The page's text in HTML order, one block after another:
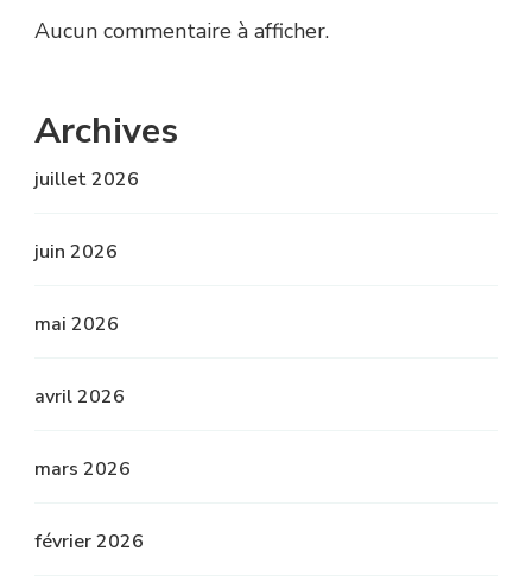
Aucun commentaire à afficher.
Archives
juillet 2026
juin 2026
mai 2026
avril 2026
mars 2026
février 2026